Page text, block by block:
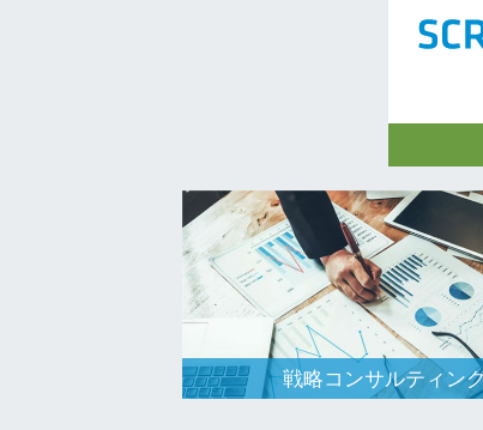
日米の
の投資
的投資
の提供
戦略コンサルティン